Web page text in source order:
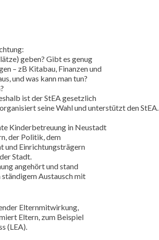
geben? Gibt es genug
– zB Kitabau, Finanzen und
und was kann man tun?
ist der StEA gesetzlich
seine Wahl und unterstützt den StEA.
Kinderbetreuung in Neustadt
der Politik, dem
und Einrichtungsträgern
Stadt.
angehört und stand
Austausch mit
Elternmitwirkung,
Eltern, zum Beispiel
(LEA).